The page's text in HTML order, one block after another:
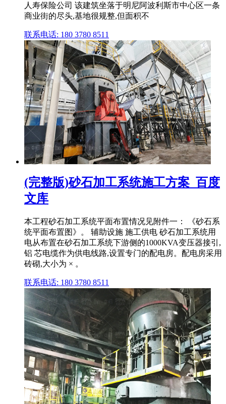
人寿保险公司 该建筑坐落于明尼阿波利斯市中心区一条
商业街的尽头,基地很规整,但面积不
联系电话: 180 3780 8511
(完整版)砂石加工系统施工方案_百度
文库
本工程砂石加工系统平面布置情况见附件一： 《砂石系
统平面布置图》。 辅助设施 施工供电 砂石加工系统用
电从布置在砂石加工系统下游侧的1000KVA变压器接引,
铝 芯电缆作为供电线路,设置专门的配电房。配电房采用
砖砌,大小为 × 。
联系电话: 180 3780 8511